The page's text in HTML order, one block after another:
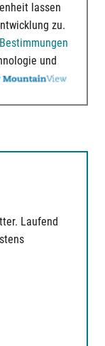
lassen
zu.
Bestimmungen
und
Laufend